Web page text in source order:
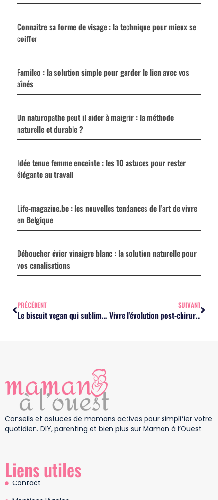
Connaitre sa forme de visage : la technique pour mieux se
coiffer
Famileo : la solution simple pour garder le lien avec vos
aînés
Un naturopathe peut il aider à maigrir : la méthode
naturelle et durable ?
Idée tenue femme enceinte : les 10 astuces pour rester
élégante au travail
Life-magazine.be : les nouvelles tendances de l’art de vivre
en Belgique
Déboucher évier vinaigre blanc : la solution naturelle pour
vos canalisations
PRÉCÉDENT
Le biscuit vegan qui sublime vos pauses gourmandes avec simplicité
SUIVANT
Vivre l’évolution post-chirurgie : courage et surprises après une augmentation mammaire
Conseils et astuces de mamans actives pour simplifier votre
quotidien. DIY, parenting et bien plus sur Maman à l’Ouest
Liens utiles
Contact